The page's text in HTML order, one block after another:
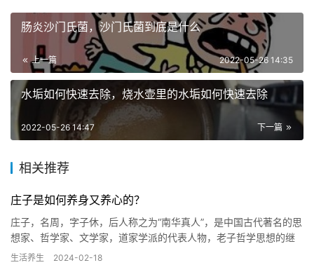
肠炎沙门氏菌，沙门氏菌到底是什么
上一篇 2022-05-26 14:35
水垢如何快速去除，烧水壶里的水垢如何快速去除
下一篇
2022-05-26 14:47
相关推荐
庄子是如何养身又养心的？
庄子，名周，字子休，后人称之为“南华真人”，是中国古代著名的思
想家、哲学家、文学家，道家学派的代表人物，老子哲学思想的继
承者和发展者，先秦庄子学派的创始人。他的学说涵盖了当时社会
生活养生 2024-02-18